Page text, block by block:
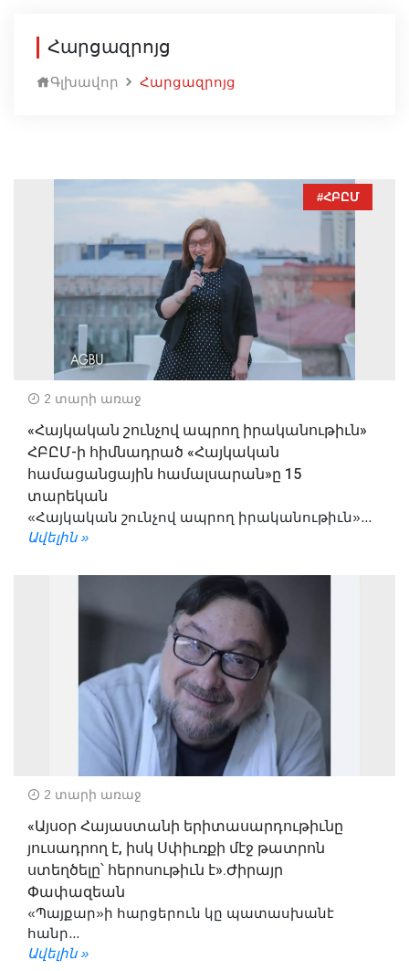
Հարցազրոյց
Գլխավոր Հարցազրոյց
#ՀԲԸՄ
2 տարի առաջ
«Հայկական շունչով ապրող իրականութիւն»
ՀԲԸՄ-ի հիմնադրած «Հայկական
համացանցային համալսարան»ը 15
տարեկան
«Հայկական շունչով ապրող իրականութիւն»...
Ավելին »
2 տարի առաջ
«Այսօր Հայաստանի երիտասարդութիւնը
յուսադրող է, իսկ Սփիւռքի մէջ թատրոն
ստեղծելը՝ հերոսութիւն է».Ժիրայր
Փափազեան
«Պայքար»ի հարցերուն կը պատասխանէ
հանր...
Ավելին »